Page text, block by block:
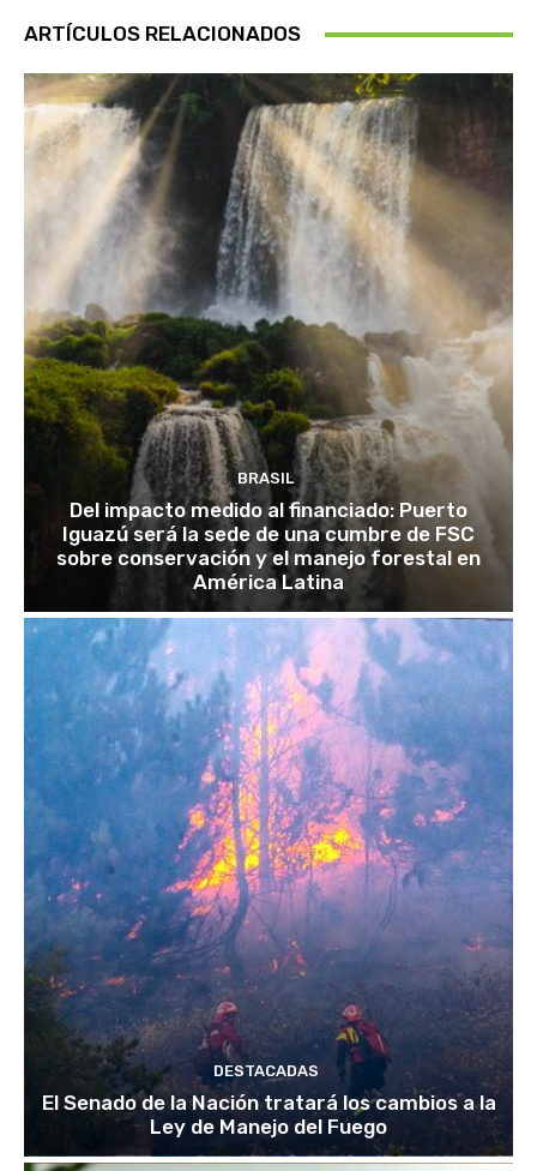
ARTÍCULOS RELACIONADOS
BRASIL
Del impacto medido al financiado: Puerto
Iguazú será la sede de una cumbre de FSC
sobre conservación y el manejo forestal en
América Latina
DESTACADAS
El Senado de la Nación tratará los cambios a la
Ley de Manejo del Fuego